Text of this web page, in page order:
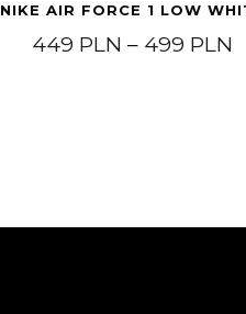
NIKE AIR FORCE 1 LOW
449 PLN – 499 PLN